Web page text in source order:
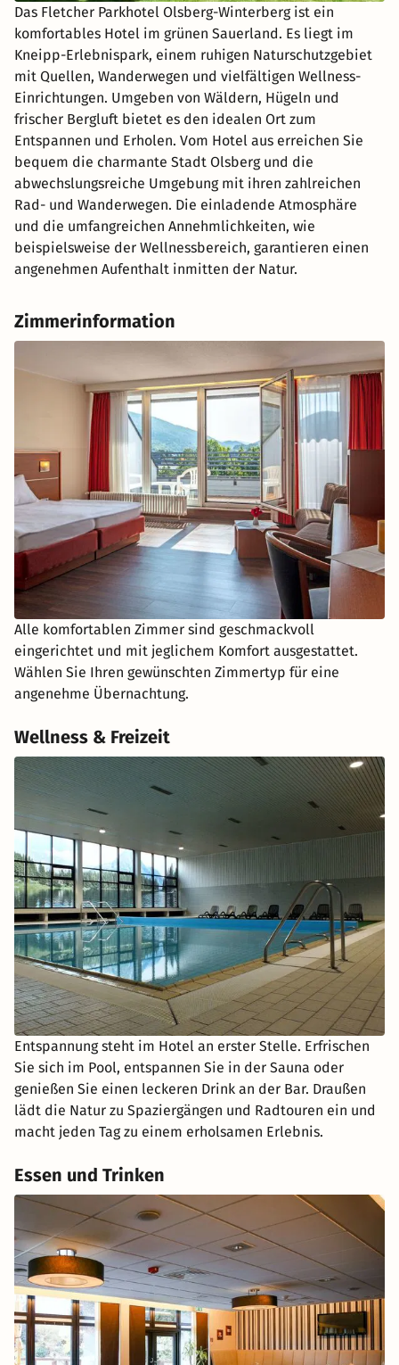
Das Fletcher Parkhotel Olsberg-Winterberg ist ein
komfortables Hotel im grünen Sauerland. Es liegt im
Kneipp-Erlebnispark, einem ruhigen Naturschutzgebiet
mit Quellen, Wanderwegen und vielfältigen Wellness-
Einrichtungen. Umgeben von Wäldern, Hügeln und
frischer Bergluft bietet es den idealen Ort zum
Entspannen und Erholen. Vom Hotel aus erreichen Sie
bequem die charmante Stadt Olsberg und die
abwechslungsreiche Umgebung mit ihren zahlreichen
Rad- und Wanderwegen. Die einladende Atmosphäre
und die umfangreichen Annehmlichkeiten, wie
beispielsweise der Wellnessbereich, garantieren einen
angenehmen Aufenthalt inmitten der Natur.
Zimmerinformation
Alle komfortablen Zimmer sind geschmackvoll
eingerichtet und mit jeglichem Komfort ausgestattet.
Wählen Sie Ihren gewünschten Zimmertyp für eine
angenehme Übernachtung.
Wellness & Freizeit
Entspannung steht im Hotel an erster Stelle. Erfrischen
Sie sich im Pool, entspannen Sie in der Sauna oder
genießen Sie einen leckeren Drink an der Bar. Draußen
lädt die Natur zu Spaziergängen und Radtouren ein und
macht jeden Tag zu einem erholsamen Erlebnis.
Essen und Trinken